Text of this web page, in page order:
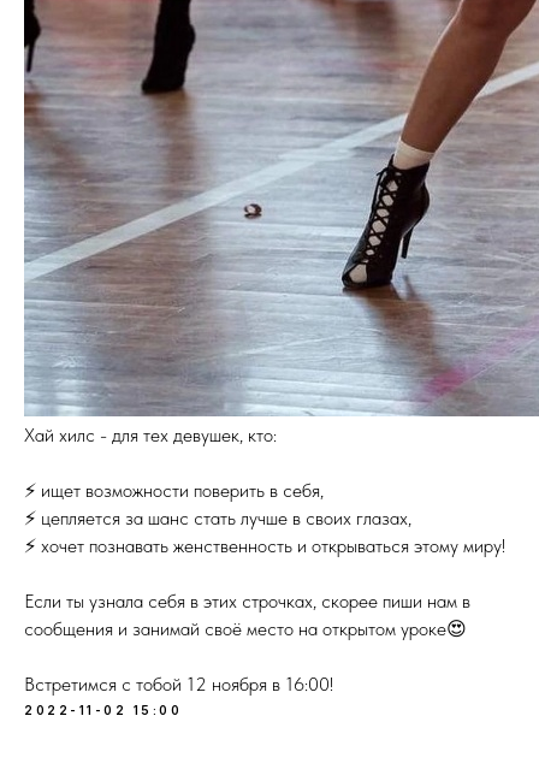
Хай хилс - для тех девушек, кто:
⚡️ ищет возможности поверить в себя,
⚡️ цепляется за шанс стать лучше в своих глазах,
⚡️ хочет познавать женственность и открываться этому миру!
Если ты узнала себя в этих строчках, скорее пиши нам в
сообщения и занимай своё место на открытом уроке😍
Встретимся с тобой 12 ноября в 16:00!
2022-11-02 15:00